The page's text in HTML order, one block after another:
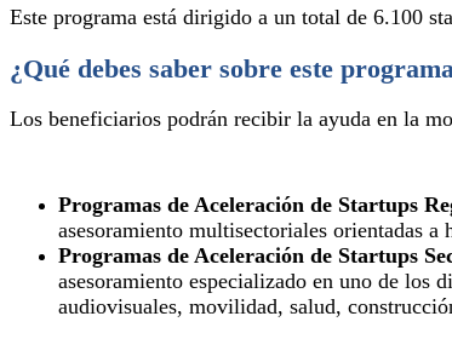
Este programa está dirigido a un total de 6.100
¿Qué debes saber sobre este
Los beneficiarios podrán recibir la ayuda en la
Programas de Aceleración de Startups
asesoramiento multisectoriales orientadas
Programas de Aceleración de Startups
asesoramiento especializado en uno de los
audiovisuales, movilidad, salud,